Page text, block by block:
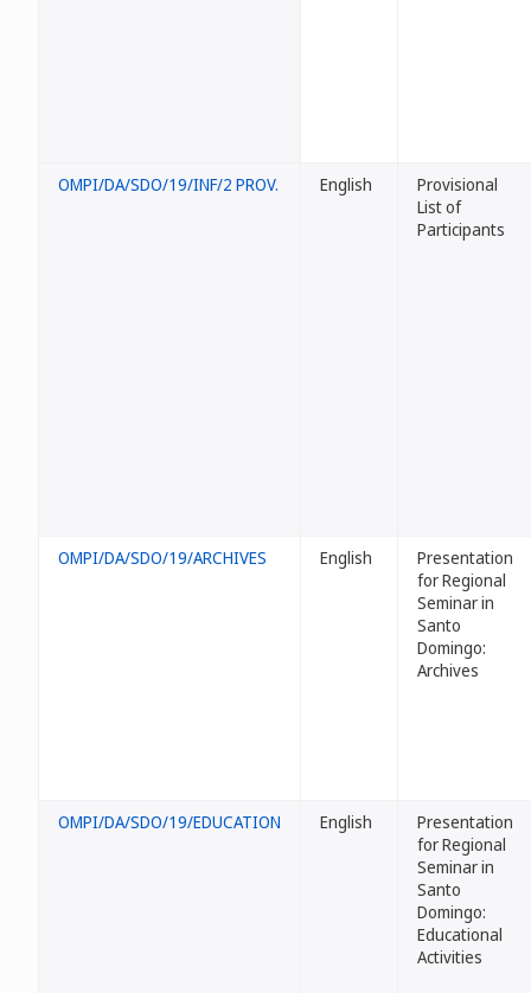
OMPI/DA/SDO/19/INF/2 PROV. English
Provisional
List of
Participants
OMPI/DA/SDO/19/ARCHIVES English
Presentation
for Regional
Seminar in
Santo
Domingo:
Archives
OMPI/DA/SDO/19/EDUCATION English
Presentation
for Regional
Seminar in
Santo
Domingo:
Educational
Activities